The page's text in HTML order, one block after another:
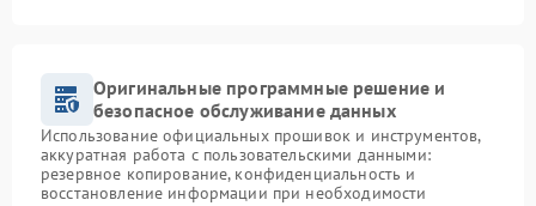
Оригинальные программные решение и
безопасное обслуживание данных
Использование официальных прошивок и инструментов,
аккуратная работа с пользовательскими данными:
резервное копирование, конфиденциальность и
восстановление информации при необходимости